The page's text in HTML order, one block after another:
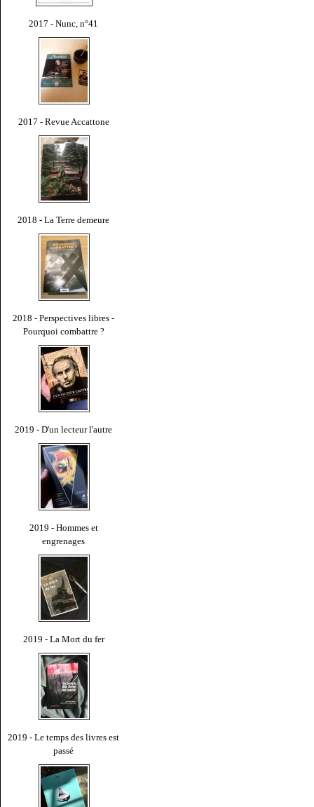
2017 - Nunc, n°41
2017 - Revue Accattone
2018 - La Terre demeure
2018 - Perspectives libres -
Pourquoi combattre ?
2019 - D'un lecteur l'autre
2019 - Hommes et
engrenages
2019 - La Mort du fer
2019 - Le temps des livres est
passé